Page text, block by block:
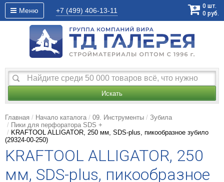
Меню +7 (499) 406-13-11
0 шт.
0 руб.
Искать
Главная Начало каталога 09. Инструменты
Зубила
Пики для перфоратора SDS +
KRAFTOOL ALLIGATOR, 250 мм, SDS-plus, пикообразное зубило
(29324-00-250)
KRAFTOOL ALLIGATOR, 250
мм, SDS-plus, пикообразное